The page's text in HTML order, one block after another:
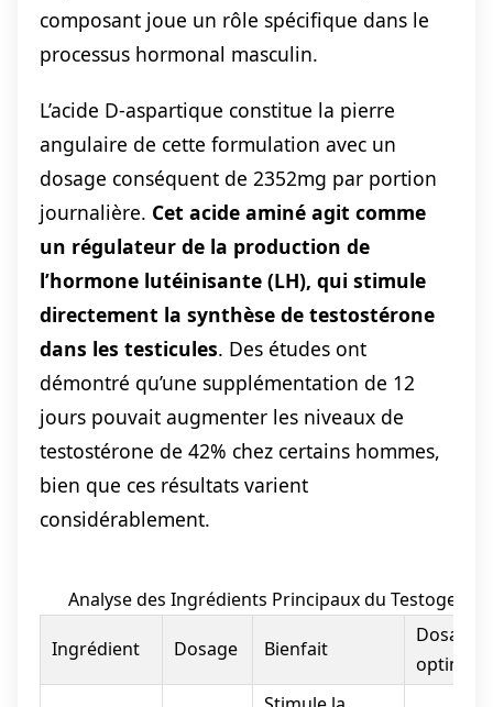
composant joue un rôle spécifique dans le
processus hormonal masculin.
L’acide D-aspartique constitue la pierre
angulaire de cette formulation avec un
dosage conséquent de 2352mg par portion
journalière. Cet acide aminé agit comme
un régulateur de la production de
l’hormone lutéinisante (LH), qui stimule
directement la synthèse de testostérone
dans les testicules. Des études ont
démontré qu’une supplémentation de 12
jours pouvait augmenter les niveaux de
testostérone de 42% chez certains hommes,
bien que ces résultats varient
considérablement.
Analyse des Ingrédients Principaux du Testogen
Ingrédient Dosage Bienfait
Dosage
optimal